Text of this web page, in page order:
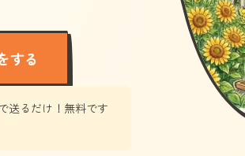
する
送るだけ！無料です